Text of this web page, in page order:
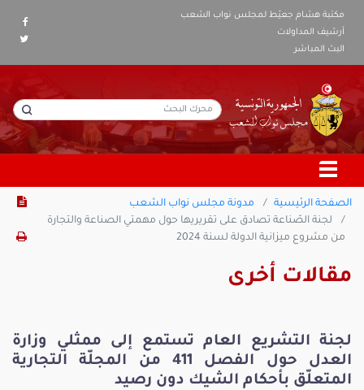
مكتبة هشام جعيّط لمجلس نواب الشعب
أرشيف المداولات
البث المباشر
الصفحة الرئيسية
مدونة مجلس نواب الشعب
لجنة الصّناعة تصادق على تقريريها حول مهمتي الصناعة والتجارة
من مشروع ميزانية الدولة لسنة 2024
مقالات أخرى
لجنة التشريع العام تستمع إلى ممثلي وزارة
العدل حول الفصل 411 من المجلّة التجارية
المتعلّق بأحكام الشيك دون رصيد